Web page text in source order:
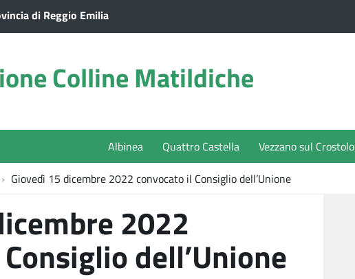
di Reggio Emilia
Colline Matildiche
Albinea Quattro Castella Vezzano sul Crostolo
Giovedì 15 dicembre 2022 convocato il Consiglio dell’Unione
2022
dell’Unione